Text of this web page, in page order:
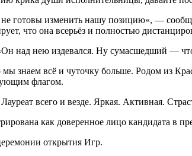
готовы изменить нашу позицию«, —
что она всерьёз и полностью
над нею издевался. Ну сумасшедший —
знаем всё и чуточку больше. Родом из
флагом.
всего и везде. Яркая. Активная.
как доверенное лицо кандидата
открытия Игр.